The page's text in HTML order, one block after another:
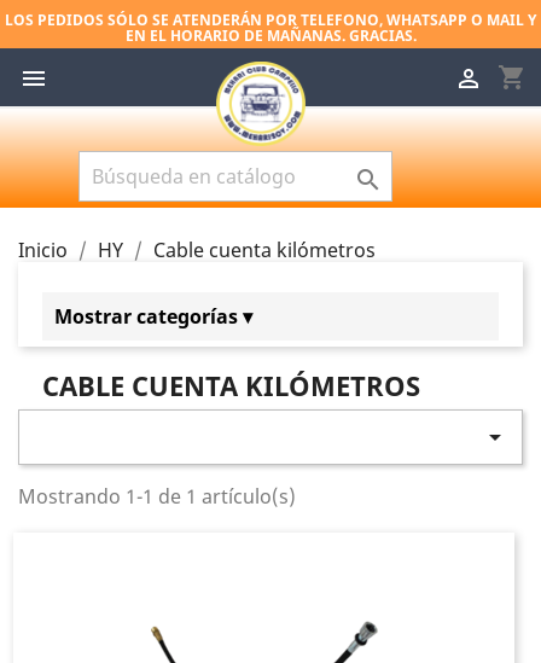
LOS PEDIDOS SÓLO SE ATENDERÁN POR TELEFONO, WHATSAPP O MAIL Y
EN EL HORARIO DE MAÑANAS. GRACIAS.
 shopping_cart


Inicio HY Cable cuenta kilómetros
Mostrar categorías ▾
HY
Motor
Caja de cambios
Cable cuenta kilómetros
Limpiaparabrisas
CABLE CUENTA KILÓMETROS

Mostrando 1-1 de 1 artículo(s)